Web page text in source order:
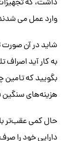
داشت، که
وارد عمل می
شاید در آن صورت
به کار آید اصراف
بگویید که تامین
هزینه‌های
حال کمی عقب‌تر
دارایی خود را